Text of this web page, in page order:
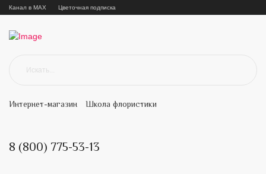
Канал в MAX Цветочная подписка
Интернет-магазин Школа флористики
8 (800) 775-53-13